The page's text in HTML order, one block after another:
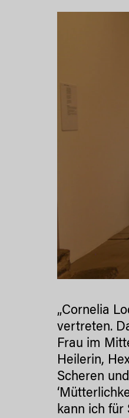
„Cornelia
vertreten.
Frau im
Heilerin,
Scheren
kann ich für